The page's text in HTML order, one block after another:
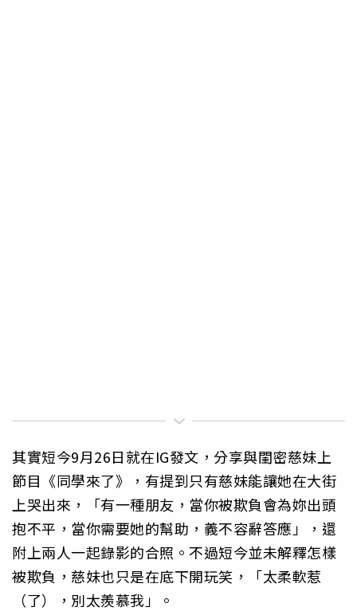
其實短今9月26日就在IG發文，分享與閨密慈妹上
節目《同學來了》，有提到只有慈妹能讓她在大街
上哭出來，「有一種朋友，當你被欺負會為妳出頭
抱不平，當你需要她的幫助，義不容辭答應」，還
附上兩人一起錄影的合照。不過短今並未解釋怎樣
被欺負，慈妹也只是在底下開玩笑，「太柔軟惹
（了），別太羨慕我」。